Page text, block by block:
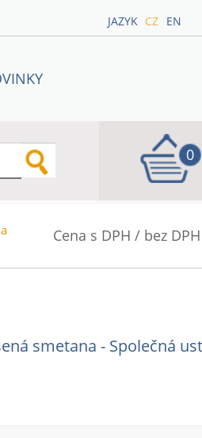
JAZYK CZ EN
0
Cena s DPH / bez DPH
smetana - Společná